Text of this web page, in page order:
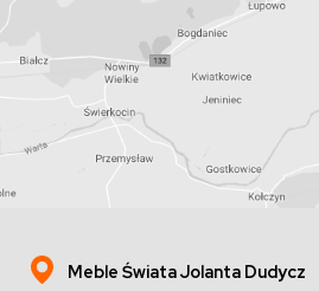
Meble Świata Jolanta Dudycz